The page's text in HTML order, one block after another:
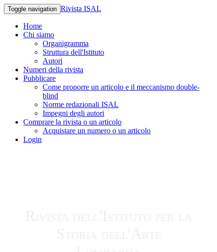
Toggle navigation Rivista ISAL
Home
Chi siamo
Organigramma
Struttura dell'Istituto
Autori
Numeri della rivista
Pubblicare
Come proporre un articolo e il meccanismo double-
blind
Norme redazionali ISAL
Impegni degli autori
Comprare la rivista o un articolo
Acquistare un numero o un articolo
Login